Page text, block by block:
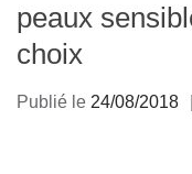
peaux
choix
Publié le 24/08/2018